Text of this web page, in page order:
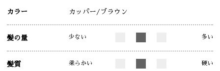
カラー カッパー /ブラウン
髪の量 少ない 多い
髪質 柔らかい 硬い